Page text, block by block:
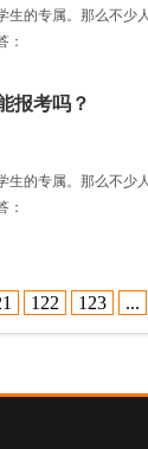
的专属。那么不少
：
报考吗？
的专属。那么不少
：
122 123 ...